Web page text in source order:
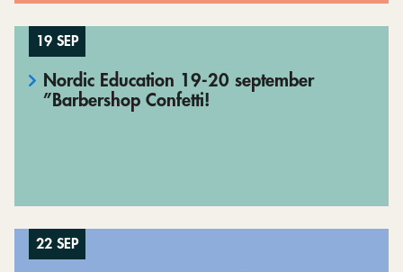
19 SEP
Nordic Education 19-20 september
”Barbershop Confetti!
22 SEP